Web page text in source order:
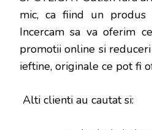
mic, ca fiind un produs
Incercam sa va oferim
promotii online si
ieftine, originale ce pot fi
Alti clienti au cautat si: